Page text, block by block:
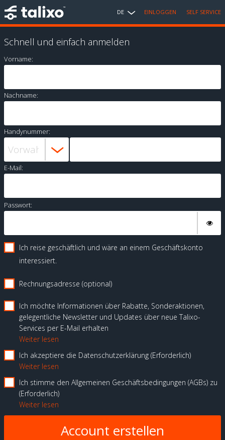
DE EINLOGGEN SELF SERVICE
Schnell und einfach anmelden
Vorname:
Nachname:
Handynummer:
E-Mail:
Passwort:
Ich reise geschäftlich und wäre an einem Geschäftskonto
interessiert.
Rechnungsadresse (optional)
Ich möchte Informationen über Rabatte, Sonderaktionen,
gelegentliche Newsletter und Updates über neue Talixo-
Services per E-Mail erhalten
Weiter lesen
Ich akzeptiere die Datenschutzerklärung Erforderlich
Weiter lesen
Ich stimme den Allgemeinen Geschäftsbedingungen (AGBs) zu
Erforderlich
Weiter lesen